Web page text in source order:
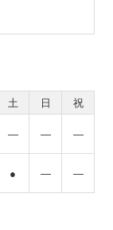
土 日
祝
― ― ―
● ― ―